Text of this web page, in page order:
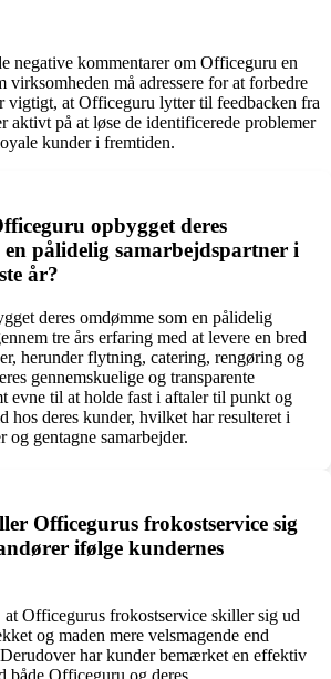
negative kommentarer om Officeguru en
må adressere for at forbedre
vigtigt, at Officeguru lytter til feedbacken fra
aktivt på at løse de identificerede problemer
kunder i fremtiden.
opbygget deres
en pålidelig samarbejdspartner i
år?
deres omdømme som en pålidelig
tre års erfaring med at levere en bred
herunder flytning, catering, rengøring og
gennemskuelige og transparente
evne til at holde fast i aftaler til punkt og
hos deres kunder, hvilket har resulteret i
og gentagne samarbejder.
Officegurus frokostservice sig
ifølge kundernes
Officegurus frokostservice skiller sig ud
og maden mere velsmagende end
har kunder bemærket en effektiv
både Officeguru og deres